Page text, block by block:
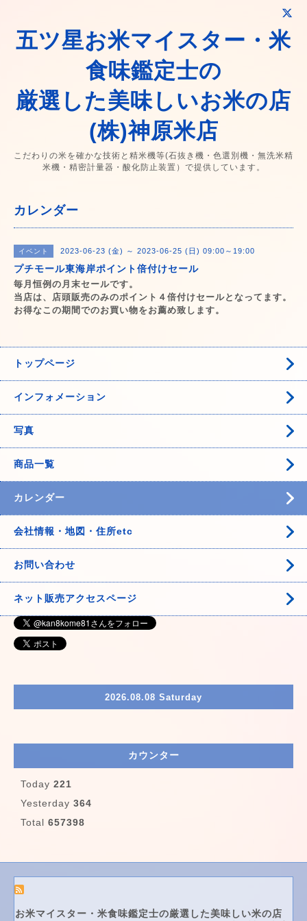
五ツ星お米マイスター・米
食味鑑定士の
厳選した美味しいお米の店
(株)神原米店
こだわりの米を確かな技術と精米機等(石抜き機・色選別機・無洗米精
米機・精密計量器・酸化防止装置）で提供しています。
カレンダー
イベント 2023-06-23 (金) ～ 2023-06-25 (日) 09:00～19:00
プチモール東海岸ポイント倍付けセール
毎月恒例の月末セールです。
当店は、店頭販売のみのポイント４倍付けセールとなってます。
お得なこの期間でのお買い物をお薦め致します。
トップページ
インフォメーション
写真
商品一覧
カレンダー
会社情報・地図・住所etc
お問い合わせ
ネット販売アクセスページ
2026.08.08 Saturday
カウンター
Today 221
Yesterday 364
Total 657398
お米マイスター・米食味鑑定士の厳選した美味しい米の店